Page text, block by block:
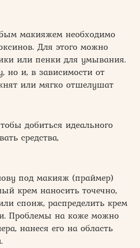
макияжем необходимо
Для этого можно
или пенки для умывания.
но и, в зависимости от
или мягко отшелушат
добиться идеального
средства,
под макияж (праймер)
крем наносить точечно,
спонж, распределить крем
Проблемы на коже можно
нанеся его на область